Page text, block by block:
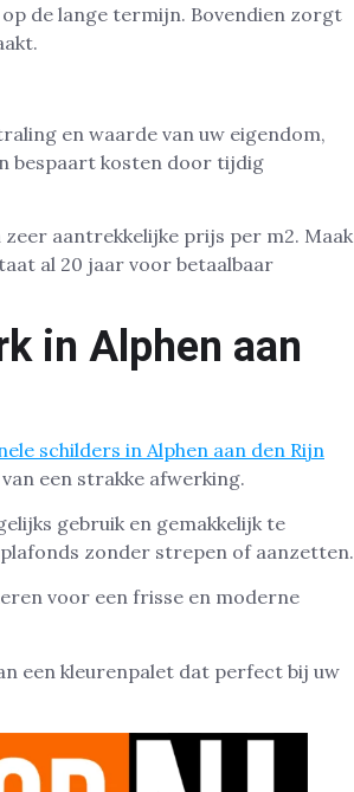
de lange termijn. Bovendien zorgt
en waarde van uw eigendom,
bespaart kosten door tijdig
zeer aantrekkelijke prijs per m2. Maak
al 20 jaar voor betaalbaar
in Alphen aan
schilders in Alphen aan den Rijn
een strakke afwerking.
gebruik en gemakkelijk te
zonder strepen of aanzetten.
voor een frisse en moderne
een kleurenpalet dat perfect bij uw